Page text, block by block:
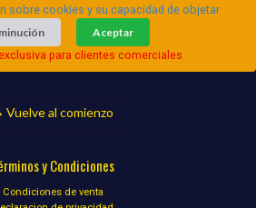
sobre cookies y su capacidad de objetar
Aceptar
para clientes comerciales
Vuelve al comienzo
y Condiciones
Condiciones de venta